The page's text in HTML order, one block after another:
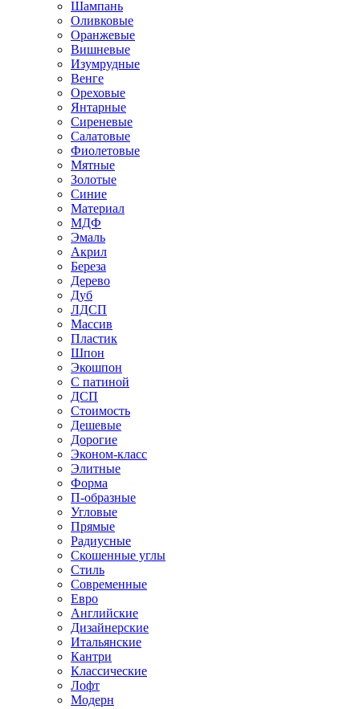
Шампань
Оливковые
Оранжевые
Вишневые
Изумрудные
Венге
Ореховые
Янтарные
Сиреневые
Салатовые
Фиолетовые
Мятные
Золотые
Синие
Материал
МДФ
Эмаль
Акрил
Береза
Дерево
Дуб
ЛДСП
Массив
Пластик
Шпон
Экошпон
С патиной
ДСП
Стоимость
Дешевые
Дорогие
Эконом-класс
Элитные
Форма
П-образные
Угловые
Прямые
Радиусные
Скошенные углы
Стиль
Современные
Евро
Английские
Дизайнерские
Итальянские
Кантри
Классические
Лофт
Модерн